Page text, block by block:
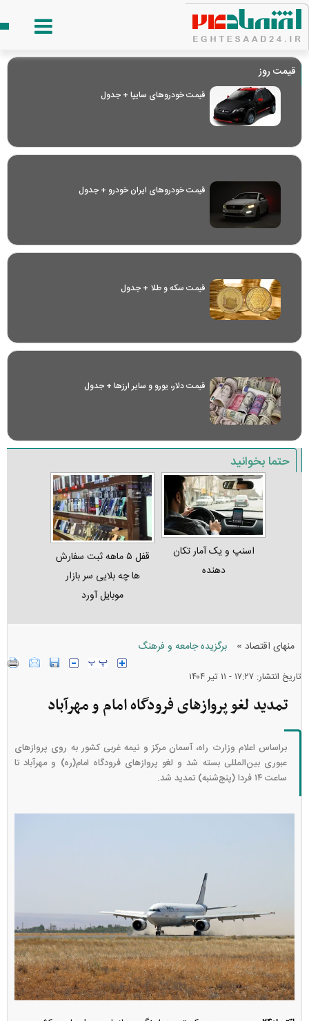
قیمت روز
قیمت خودرو‌های سایپا + جدول
قیمت خودرو‌های ایران خودرو + جدول
قیمت سکه و طلا + جدول
قیمت دلار، یورو و سایر ارز‌ها + جدول
حتما بخوانید
اسنپ و یک آمار تکان‌
دهنده
قفل ۵ ماهه ثبت‌ سفارش‌
ها چه بلایی سر بازار
موبایل آورد
منهای اقتصاد » برگزیده جامعه و فرهنگ
تاریخ انتشار: ۱۷:۲۷ - ۱۱ تير ۱۴۰۴
تمدید لغو پروازهای فرودگاه امام و مهرآباد
براساس اعلام وزارت راه، آسمان مرکز و نیمه غربی کشور به روی پروازهای
عبوری بین‌المللی بسته شد و لغو پروازهای فرودگاه امام(ره) و مهرآباد تا
ساعت ۱۴ فردا (پنج‌شنبه) تمدید شد.